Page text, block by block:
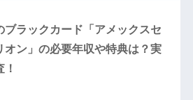
ブラックカード「アメックスセ
オン」の必要年収や特典は？実